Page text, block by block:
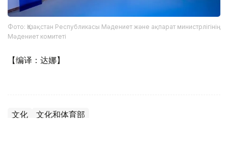
Фото: Қазақстан Республикасы Мәдениет және ақпарат министрлігінің
Мәдениет комитеті
【编译：达娜】
文化 文化和体育部